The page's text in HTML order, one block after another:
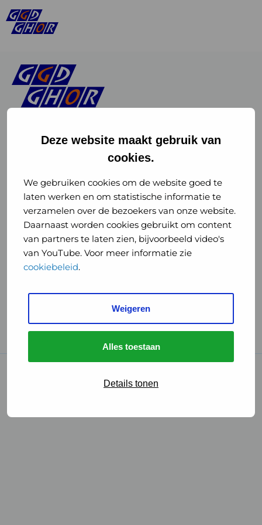
Deze website maakt gebruik van
cookies.
We gebruiken cookies om de website goed te
laten werken en om statistische informatie te
verzamelen over de bezoekers van onze website.
Daarnaast worden cookies gebruikt om content
van partners te laten zien, bijvoorbeeld video's
van YouTube. Voor meer informatie zie
cookiebeleid.
Weigeren
Alles toestaan
Details tonen
of
GGD
GHOR
Nederland
Instagram
of
GGD
GHOR
Nederland
GGD Reizen op social media
GGD Reizen
GGD Reisvaccinaties